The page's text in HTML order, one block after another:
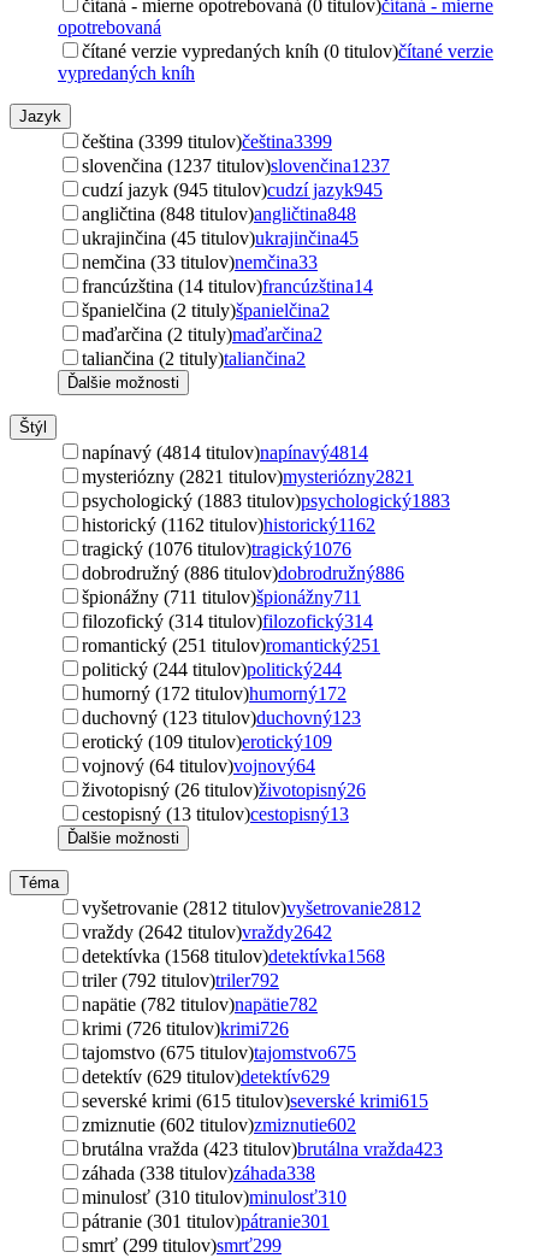
čítaná - mierne opotrebovaná (0 titulov)čítaná - mierne
opotrebovaná
čítané verzie vypredaných kníh (0 titulov)čítané verzie
vypredaných kníh
Jazyk
čeština (3399 titulov)čeština3399
slovenčina (1237 titulov)slovenčina1237
cudzí jazyk (945 titulov)cudzí jazyk945
angličtina (848 titulov)angličtina848
ukrajinčina (45 titulov)ukrajinčina45
nemčina (33 titulov)nemčina33
francúzština (14 titulov)francúzština14
španielčina (2 tituly)španielčina2
maďarčina (2 tituly)maďarčina2
taliančina (2 tituly)taliančina2
Ďalšie možnosti
Štýl
napínavý (4814 titulov)napínavý4814
mysteriózny (2821 titulov)mysteriózny2821
psychologický (1883 titulov)psychologický1883
historický (1162 titulov)historický1162
tragický (1076 titulov)tragický1076
dobrodružný (886 titulov)dobrodružný886
špionážny (711 titulov)špionážny711
filozofický (314 titulov)filozofický314
romantický (251 titulov)romantický251
politický (244 titulov)politický244
humorný (172 titulov)humorný172
duchovný (123 titulov)duchovný123
erotický (109 titulov)erotický109
vojnový (64 titulov)vojnový64
životopisný (26 titulov)životopisný26
cestopisný (13 titulov)cestopisný13
Ďalšie možnosti
Téma
vyšetrovanie (2812 titulov)vyšetrovanie2812
vraždy (2642 titulov)vraždy2642
detektívka (1568 titulov)detektívka1568
triler (792 titulov)triler792
napätie (782 titulov)napätie782
krimi (726 titulov)krimi726
tajomstvo (675 titulov)tajomstvo675
detektív (629 titulov)detektív629
severské krimi (615 titulov)severské krimi615
zmiznutie (602 titulov)zmiznutie602
brutálna vražda (423 titulov)brutálna vražda423
záhada (338 titulov)záhada338
minulosť (310 titulov)minulosť310
pátranie (301 titulov)pátranie301
smrť (299 titulov)smrť299